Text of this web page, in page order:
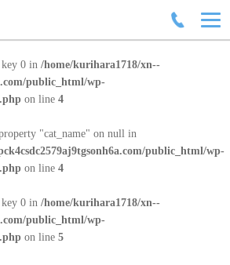
0 in /home/kurihara1718/xn--
public_html/wp-
on line 4
"cat_name" on null in
public_html/wp-
on line 4
0 in /home/kurihara1718/xn--
public_html/wp-
on line 5